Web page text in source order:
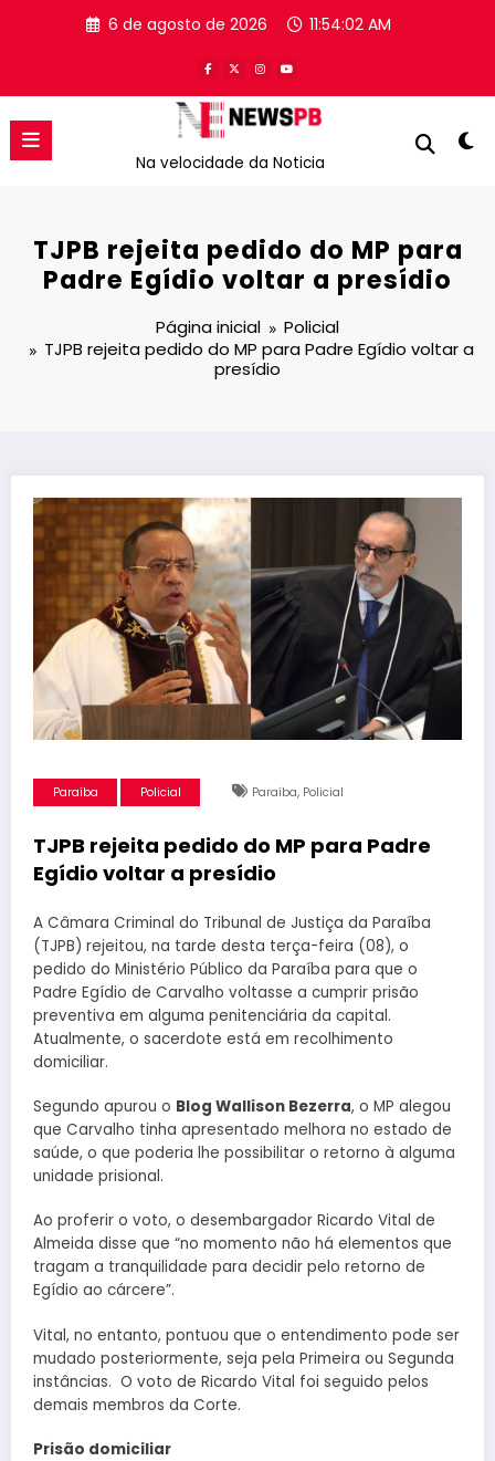
6 de agosto de 2026 11:54:02 AM
Na velocidade da Noticia
TJPB rejeita pedido do MP para
Padre Egídio voltar a presídio
Página inicial
Policial
TJPB rejeita pedido do MP para Padre Egídio voltar a
presídio
Paraíba Policial Paraíba, Policial
TJPB rejeita pedido do MP para Padre
Egídio voltar a presídio
A Câmara Criminal do Tribunal de Justiça da Paraíba
(TJPB) rejeitou, na tarde desta terça-feira (08), o
pedido do Ministério Público da Paraíba para que o
Padre Egídio de Carvalho voltasse a cumprir prisão
preventiva em alguma penitenciária da capital.
Atualmente, o sacerdote está em recolhimento
domiciliar.
Segundo apurou o Blog Wallison Bezerra, o MP alegou
que Carvalho tinha apresentado melhora no estado de
saúde, o que poderia lhe possibilitar o retorno à alguma
unidade prisional.
Ao proferir o voto, o desembargador Ricardo Vital de
Almeida disse que “no momento não há elementos que
tragam a tranquilidade para decidir pelo retorno de
Egídio ao cárcere”.
Vital, no entanto, pontuou que o entendimento pode ser
mudado posteriormente, seja pela Primeira ou Segunda
instâncias. O voto de Ricardo Vital foi seguido pelos
demais membros da Corte.
Prisão domiciliar